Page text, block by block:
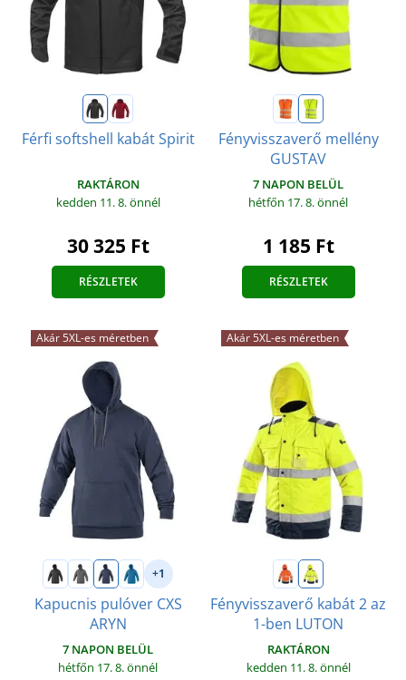
Férfi softshell kabát Spirit
RAKTÁRON
kedden 11. 8.önnél
30 325 Ft
RÉSZLETEK
Fényvisszaverő mellény
GUSTAV
7 NAPON BELÜL
hétfőn 17. 8.önnél
1 185 Ft
RÉSZLETEK
Akár 5XL-es méretben
+1
Kapucnis pulóver CXS
ARYN
7 NAPON BELÜL
hétfőn 17. 8.önnél
Akár 5XL-es méretben
Fényvisszaverő kabát 2 az
1-ben LUTON
RAKTÁRON
kedden 11. 8.önnél